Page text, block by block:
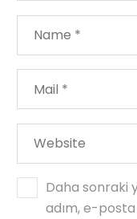
Daha sonraki
adım, e-